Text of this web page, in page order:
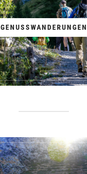
GENUSSWANDERUNGEN